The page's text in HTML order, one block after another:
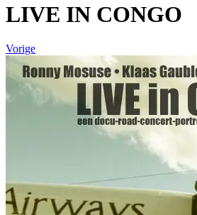
LIVE IN CONGO
Vorige